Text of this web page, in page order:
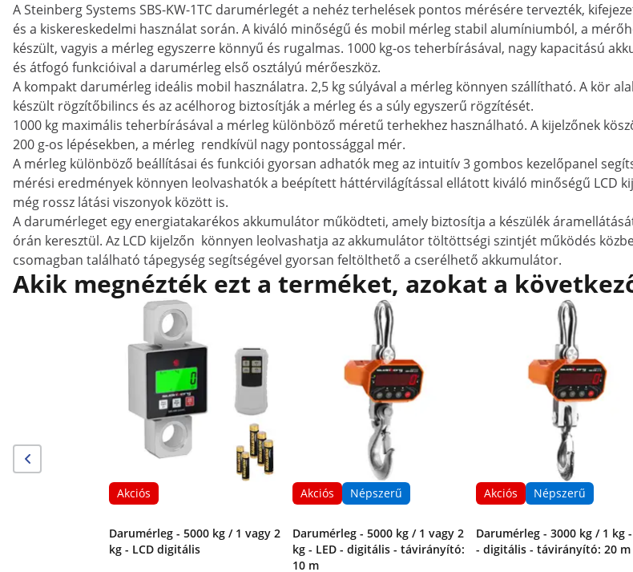
A Steinberg Systems SBS-KW-1TC darumérlegét a nehéz terhelések pontos mérésére tervezték,
és a kiskereskedelmi használat során. A kiváló minőségű és mobil mérleg stabil alumíniumból, a
készült, vagyis a mérleg egyszerre könnyű és rugalmas. 1000 kg-os teherbírásával, nagy kapacitású
és átfogó funkcióival a darumérleg első osztályú mérőeszköz.
A kompakt darumérleg ideális mobil használatra. 2,5 kg súlyával a mérleg könnyen szállítható. A kör
készült rögzítőbilincs és az acélhorog biztosítják a mérleg és a súly egyszerű rögzítését.
1000 kg maximális teherbírásával a mérleg különböző méretű terhekhez használható. A kijelzőnek
200 g-os lépésekben, a mérleg rendkívül nagy pontossággal mér.
A mérleg különböző beállításai és funkciói gyorsan adhatók meg az intuitív 3 gombos kezelőpanel
mérési eredmények könnyen leolvashatók a beépített háttérvilágítással ellátott kiváló minőségű LCD
még rossz látási viszonyok között is.
A darumérleget egy energiatakarékos akkumulátor működteti, amely biztosítja a készülék
órán keresztül. Az LCD kijelzőn könnyen leolvashatja az akkumulátor töltöttségi szintjét működés
csomagban található tápegység segítségével gyorsan feltölthető a cserélhető akkumulátor.
Akik megnézték ezt a terméket, azokat a
Akciós
Darumérleg - 5000 kg / 1 vagy 2
kg - LCD digitális
Akciós Népszerű
Darumérleg - 5000 kg / 1 vagy 2
kg - LED - digitális - távirányító:
10 m
Akciós Népszerű
Darumérleg - 3000 kg / 1 kg -
- digitális - távirányító: 20 m